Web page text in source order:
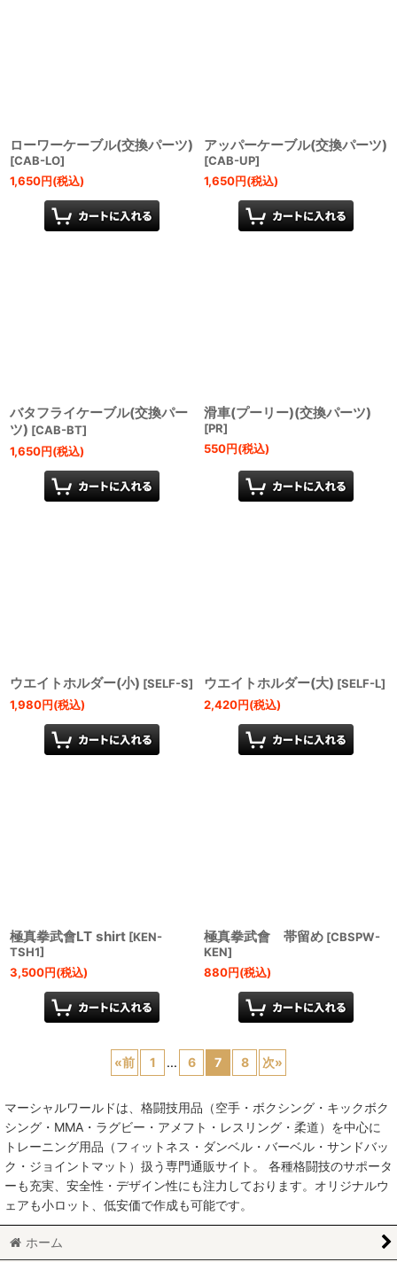
ローワーケーブル(交換パーツ)
[CAB-LO]
1,650円(税込)
アッパーケーブル(交換パーツ)
[CAB-UP]
1,650円(税込)
バタフライケーブル(交換パー
ツ) [CAB-BT]
1,650円(税込)
滑車(プーリー)(交換パーツ)
[PR]
550円(税込)
ウエイトホルダー(小) [SELF-S]
1,980円(税込)
ウエイトホルダー(大) [SELF-L]
2,420円(税込)
極真拳武會LT shirt [KEN-
TSH1]
3,500円(税込)
極真拳武會 帯留め [CBSPW-
KEN]
880円(税込)
«前 1 ... 6 7 8 次»
マーシャルワールドは、格闘技用品（空手・ボクシング・キックボク
シング・MMA・ラグビー・アメフト・レスリング・柔道）を中心に
トレーニング用品（フィットネス・ダンベル・バーベル・サンドバッ
ク・ジョイントマット）扱う専門通販サイト。 各種格闘技のサポータ
ーも充実、安全性・デザイン性にも注力しております。オリジナルウ
ェアも小ロット、低安価で作成も可能です。
ホーム